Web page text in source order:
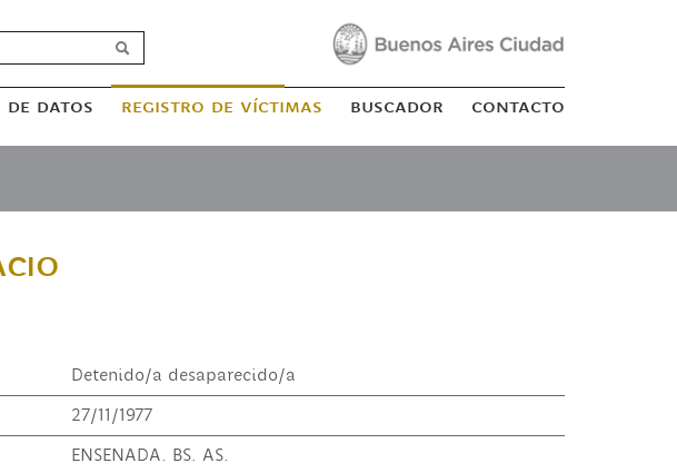
de datos registro de víctimas buscador contacto
Detenido/a desaparecido/a
27/11/1977
ENSENADA. BS. AS.